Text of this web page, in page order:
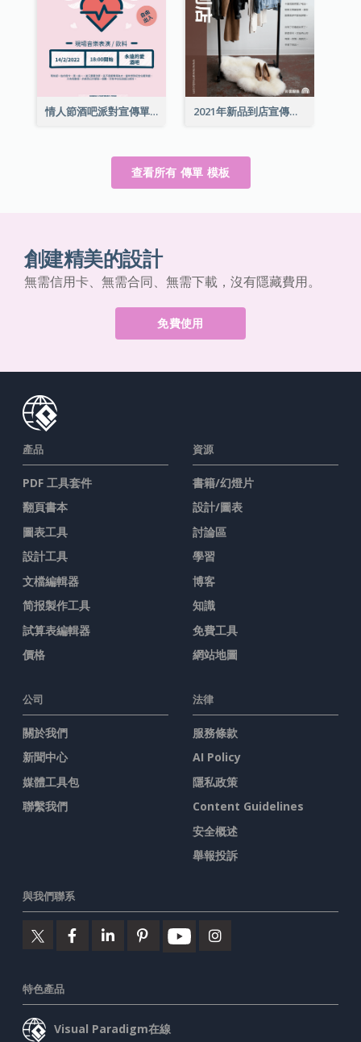
情人節酒吧派對宣傳單張 2021年新品到店宣傳單張
查看所有 傳單 模板
創建精美的設計
無需信用卡、無需合同、無需下載，沒有隱藏費用。
免費使用
產品
PDF 工具套件
翻頁書本
圖表工具
設計工具
文檔編輯器
简报製作工具
試算表編輯器
價格
資源
書籍/幻燈片
設計/圖表
討論區
學習
博客
知識
免費工具
網站地圖
公司
關於我們
新聞中心
媒體工具包
聯繫我們
法律
服務條款
AI Policy
隱私政策
Content Guidelines
安全概述
舉報投訴
與我們聯系
特色產品
Visual Paradigm在線